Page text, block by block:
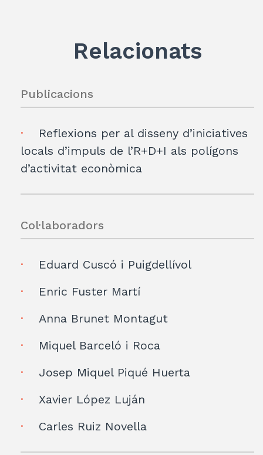
Relacionats
Publicacions
Reflexions per al disseny d’iniciatives
locals d’impuls de l’R+D+I als polígons
d’activitat econòmica
Col·laboradors
Eduard Cuscó i Puigdellívol
Enric Fuster Martí
Anna Brunet Montagut
Miquel Barceló i Roca
Josep Miquel Piqué Huerta
Xavier López Luján
Carles Ruiz Novella